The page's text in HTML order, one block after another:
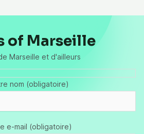
of Marseille
Marseille et d'ailleurs
nom (obligatoire)
e-mail (obligatoire)